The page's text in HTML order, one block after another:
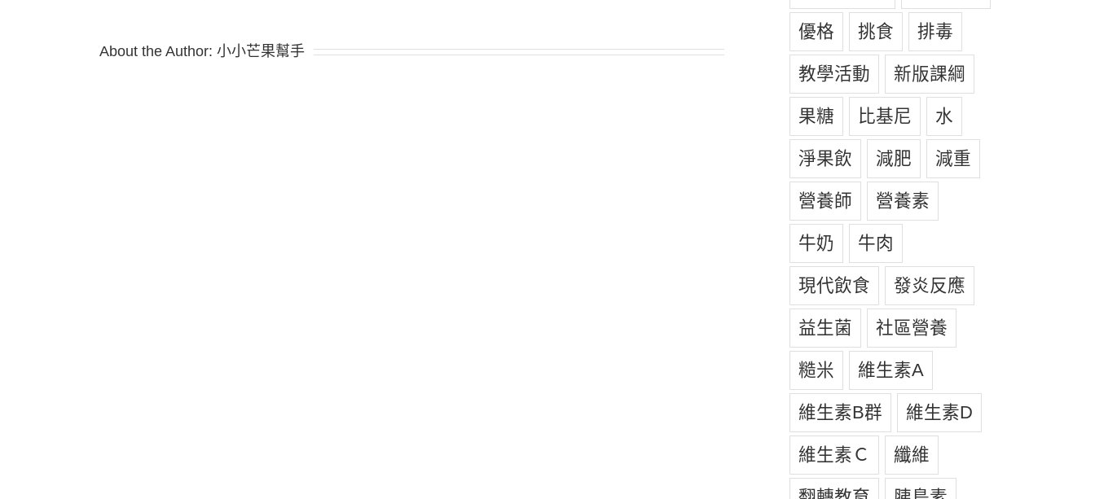
About the Author: 小小芒果幫手
優格 挑食 排毒
教學活動 新版課綱
果糖 比基尼 水
淨果飲 減肥 減重
營養師 營養素
牛奶 牛肉
現代飲食 發炎反應
益生菌 社區營養
糙米 維生素A
維生素B群 維生素D
維生素Ｃ 纖維